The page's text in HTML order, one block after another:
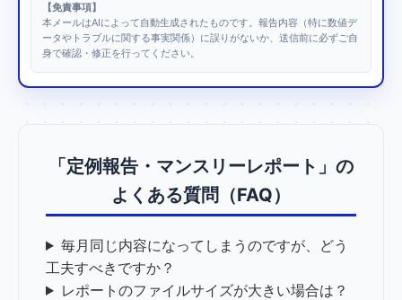
【免責事項】
本メールはAIによって自動生成されたものです。報告内容（特に数値デ
ータやトラブルに関する事実関係）に誤りがないか、送信前に必ずご自
身で確認・修正を行ってください。
「定例報告・マンスリーレポート」の
よくある質問（FAQ）
毎月同じ内容になってしまうのですが、どう
工夫すべきですか？
レポートのファイルサイズが大きい場合は？